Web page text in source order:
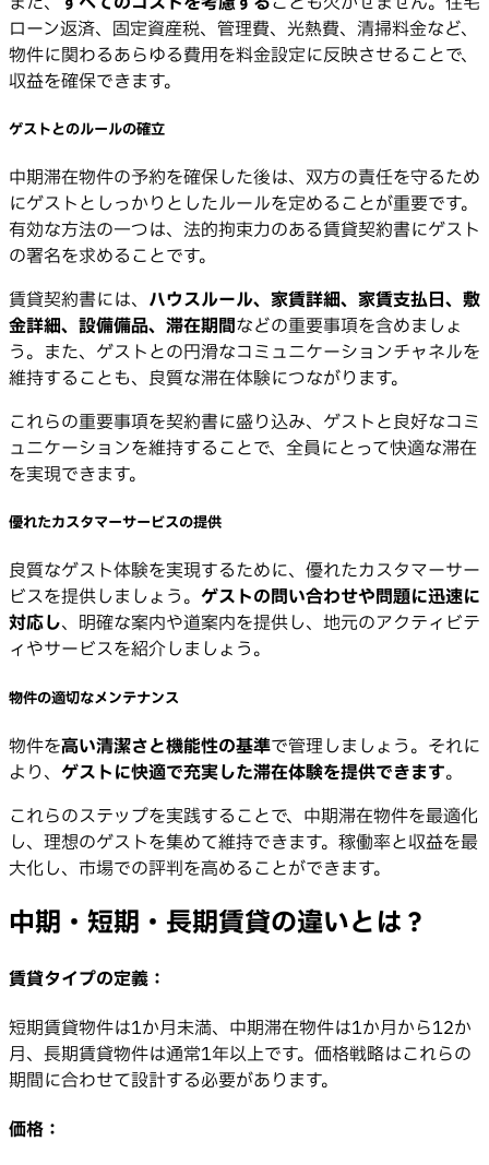
ローン返済、固定資産税、管理費、光熱費、清掃料金など、
物件に関わるあらゆる費用を料金設定に反映させることで、
収益を確保できます。
ゲストとのルールの確立
中期滞在物件の予約を確保した後は、双方の責任を守るため
にゲストとしっかりとしたルールを定めることが重要です。
有効な方法の一つは、法的拘束力のある賃貸契約書にゲスト
の署名を求めることです。
賃貸契約書には、 ハウスルール、家賃詳細、家賃支払日、敷
金詳細、設備備品、滞在期間などの重要事項を含めましょ
う。また、ゲストとの円滑なコミュニケーションチャネルを
維持することも、良質な滞在体験につながります。
これらの重要事項を契約書に盛り込み、ゲストと良好なコミ
ュニケーションを維持することで、全員にとって快適な滞在
を実現できます。
優れたカスタマーサービスの提供
良質なゲスト体験を実現するために、優れたカスタマーサー
ビスを提供しましょう。 ゲストの問い合わせや問題に迅速に
対応し、明確な案内や道案内を提供し、地元のアクティビテ
ィやサービスを紹介しましょう。
物件の適切なメンテナンス
物件を高い清潔さと機能性の基準で管理しましょう。それに
より、 ゲストに快適で充実した滞在体験を提供できます。
これらのステップを実践することで、中期滞在物件を最適化
し、理想のゲストを集めて維持できます。稼働率と収益を最
大化し、市場での評判を高めることができます。
中期・短期・長期賃貸の違いとは？
賃貸タイプの定義：
短期賃貸物件は1か月未満、中期滞在物件は1か月から12か
月、長期賃貸物件は通常1年以上です。価格戦略はこれらの
期間に合わせて設計する必要があります。
価格：